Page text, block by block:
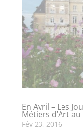
En Avril – Les
Métiers d’Art
Fév 23, 2016